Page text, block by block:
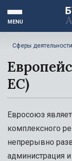
MENU
Сферы деятельности
ЕС)
Евросоюз
комплексного
непрерывно
администрация